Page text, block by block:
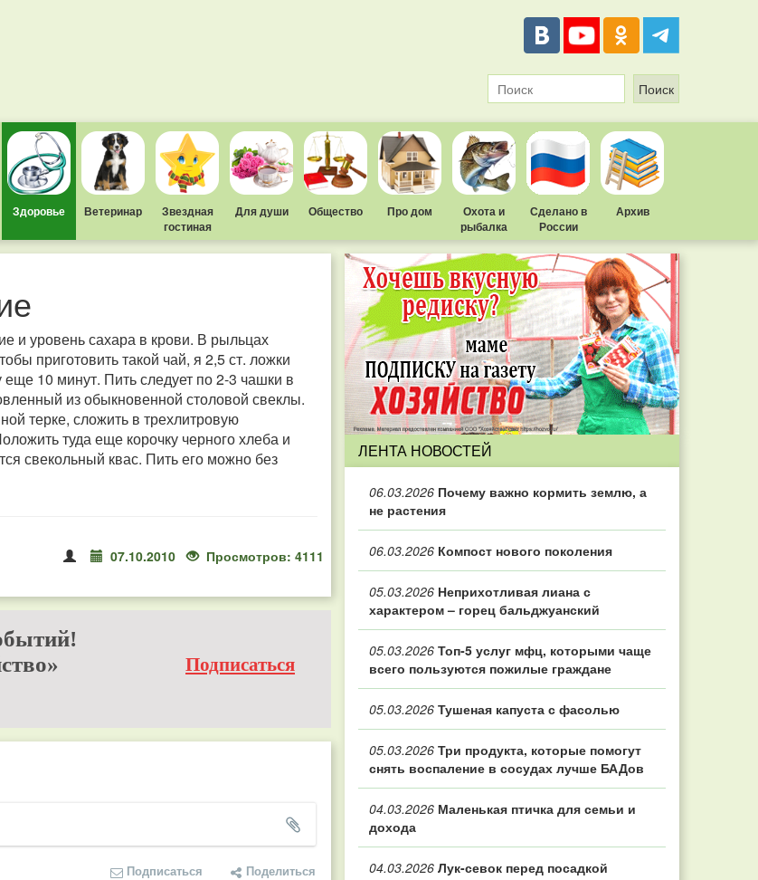
Здоровье Ветеринар
Звездная
гостиная
Для души Общество Про дом
Охота и
рыбалка
Сделано в
России
Архив
и уровень сахара в крови. В рыльцах
приготовить такой чай, я 2,5 ст. ложки
10 минут. Пить следует по 2-3 чашки в
из обыкновенной столовой свеклы.
терке, сложить в трехлитровую
туда еще корочку черного хлеба и
свекольный квас. Пить его можно без
07.10.2010 Просмотров: 4111
Подписаться
Подписаться Поделиться
ЛЕНТА НОВОСТЕЙ
06.03.2026 Почему важно кормить землю, а
не растения
06.03.2026 Компост нового поколения
05.03.2026 Неприхотливая лиана с
характером – горец бальджуанский
05.03.2026 Топ‑5 услуг мфц, которыми чаще
всего пользуются пожилые граждане
05.03.2026 Тушеная капуста с фасолью
05.03.2026 Три продукта, которые помогут
снять воспаление в сосудах лучше БАДов
04.03.2026 Маленькая птичка для семьи и
дохода
04.03.2026 Лук-севок перед посадкой